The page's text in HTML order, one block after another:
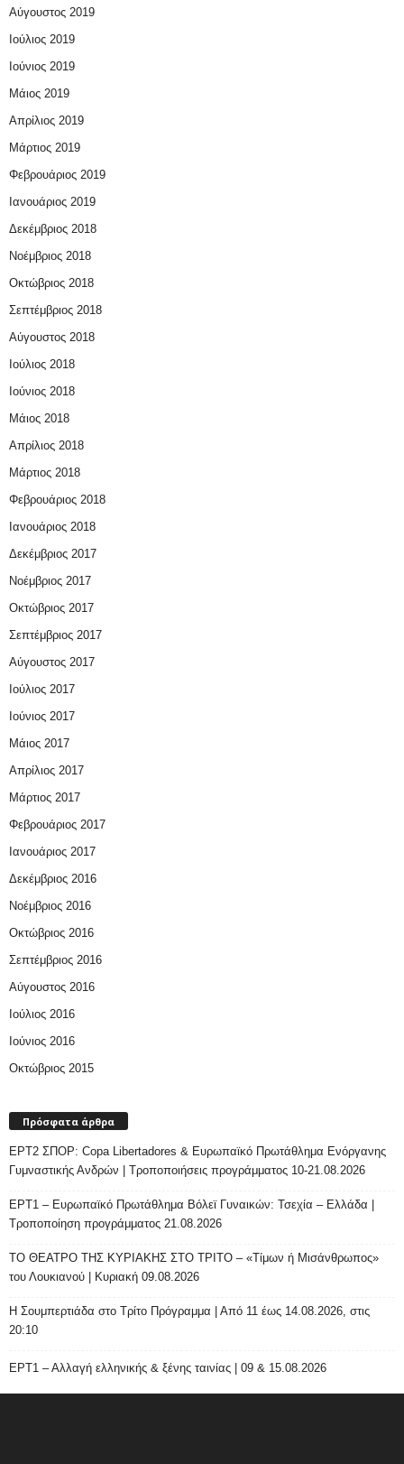
Αύγουστος 2019
Ιούλιος 2019
Ιούνιος 2019
Μάιος 2019
Απρίλιος 2019
Μάρτιος 2019
Φεβρουάριος 2019
Ιανουάριος 2019
Δεκέμβριος 2018
Νοέμβριος 2018
Οκτώβριος 2018
Σεπτέμβριος 2018
Αύγουστος 2018
Ιούλιος 2018
Ιούνιος 2018
Μάιος 2018
Απρίλιος 2018
Μάρτιος 2018
Φεβρουάριος 2018
Ιανουάριος 2018
Δεκέμβριος 2017
Νοέμβριος 2017
Οκτώβριος 2017
Σεπτέμβριος 2017
Αύγουστος 2017
Ιούλιος 2017
Ιούνιος 2017
Μάιος 2017
Απρίλιος 2017
Μάρτιος 2017
Φεβρουάριος 2017
Ιανουάριος 2017
Δεκέμβριος 2016
Νοέμβριος 2016
Οκτώβριος 2016
Σεπτέμβριος 2016
Αύγουστος 2016
Ιούλιος 2016
Ιούνιος 2016
Οκτώβριος 2015
Πρόσφατα άρθρα
ΕΡΤ2 ΣΠΟΡ: Copa Libertadores & Ευρωπαϊκό Πρωτάθλημα Ενόργανης
Γυμναστικής Ανδρών | Τροποποιήσεις προγράμματος 10-21.08.2026
ΕΡΤ1 – Ευρωπαϊκό Πρωτάθλημα Βόλεϊ Γυναικών: Τσεχία – Ελλάδα |
Τροποποίηση προγράμματος 21.08.2026
ΤΟ ΘΕΑΤΡΟ ΤΗΣ ΚΥΡΙΑΚΗΣ ΣΤΟ ΤΡΙΤΟ – «Τίμων ή Μισάνθρωπος»
του Λουκιανού | Κυριακή 09.08.2026
H Σουμπερτιάδα στο Τρίτο Πρόγραμμα | Από 11 έως 14.08.2026, στις
20:10
ΕΡΤ1 – Αλλαγή ελληνικής & ξένης ταινίας | 09 & 15.08.2026